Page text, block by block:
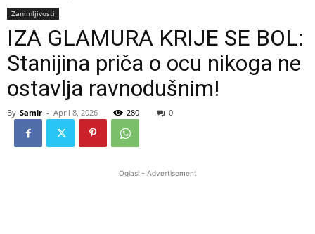
Zanimljivosti
IZA GLAMURA KRIJE SE BOL:
Stanijina priča o ocu nikoga ne
ostavlja ravnodušnim!
By Samir - April 8, 2026 280 0
Oglasi - Advertisement